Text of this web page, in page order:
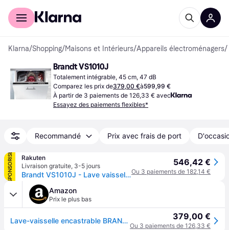
Acheter avec Klarna
Klarna/Shopping/Maisons et Intérieurs/Appareils électroménagers/
Brandt VS1010J
Totalement intégrable, 45 cm, 47 dB
Comparez les prix de379,00 €à599,99 €
À partir de 3 paiements de 126,33 € avec
Essayez des paiements flexibles*
Recommandé Prix avec frais de port
SPONSORISÉ
Rakuten
Livraison gratuite, 3-5 jours
Brandt VS1010J - Lave vaisselle Noir - Intégrable - largeur : 44.8
546,42 €
Ou 3 paiements de 182,14 €
Amazon
Prix le plus bas
Lave-vaisselle encastrable BRANDT VS1010J - Moteur standard - 10 couverts - L45cm - 47 dB 379,00 €
Ou 3 paiements de 126,33 €